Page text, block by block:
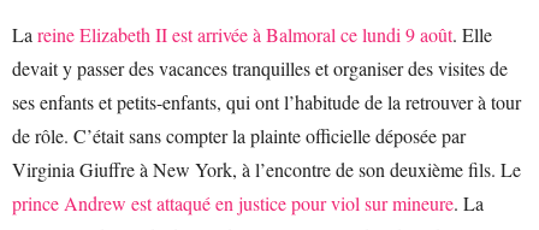
La reine Elizabeth II est arrivée à Balmoral ce lundi 9 août. Elle
devait y passer des vacances tranquilles et organiser des visites de
ses enfants et petits-enfants, qui ont l’habitude de la retrouver à tour
de rôle. C’était sans compter la plainte officielle déposée par
Virginia Giuffre à New York, à l’encontre de son deuxième fils. Le
prince Andrew est attaqué en justice pour viol sur mineure. La